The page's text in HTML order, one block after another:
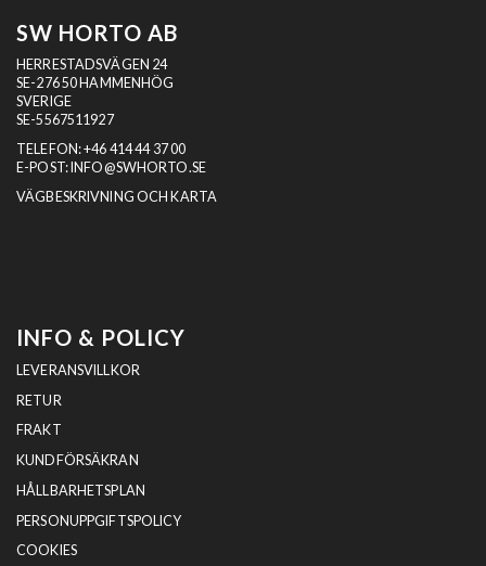
SW HORTO AB
HERRESTADSVÄGEN 24
SE-276 50 HAMMENHÖG
SVERIGE
SE-5567511927
TELEFON:+46 414 44 37 00
E-POST: INFO@SWHORTO.SE
VÄGBESKRIVNING OCH KARTA
INFO & POLICY
LEVERANSVILLKOR
RETUR
FRAKT
KUNDFÖRSÄKRAN
HÅLLBARHETSPLAN
PERSONUPPGIFTSPOLICY
COOKIES